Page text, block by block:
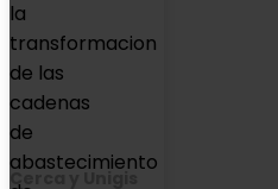
Cerca y Unigis